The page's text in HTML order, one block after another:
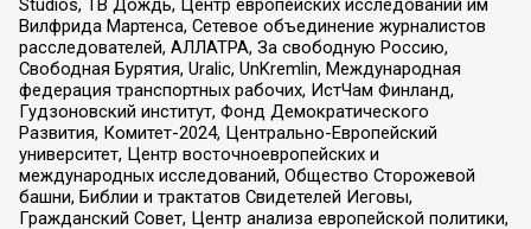
Studios, ТВ Дождь, Центр европейских исследований им
Вилфрида Мартенса, Сетевое объединение журналистов
расследователей, АЛЛАТРА, За свободную Россию,
Свободная Бурятия, Uralic, UnKremlin, Международная
федерация транспортных рабочих, ИстЧам Финланд,
Гудзоновский институт, Фонд Демократического
Развития, Комитет-2024, Центрально-Европейский
университет, Центр восточноевропейских и
международных исследований, Общество Сторожевой
башни, Библии и трактатов Свидетелей Иеговы,
Гражданский Совет, Центр анализа европейской политики,